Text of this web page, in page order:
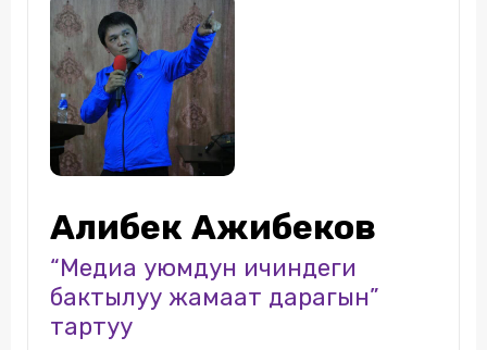
Алибек Ажибеков
“Медиа уюмдун ичиндеги
бактылуу жамаат дарагын”
тартуу